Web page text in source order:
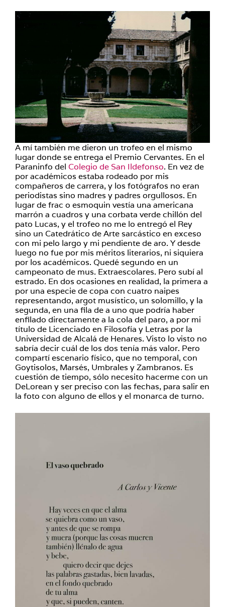
A mí también me dieron un trofeo en el mismo
lugar donde se entrega el Premio Cervantes. En el
Paraninfo del Colegio de San Ildefonso. En vez de
por académicos estaba rodeado por mis
compañeros de carrera, y los fotógrafos no eran
periodistas sino madres y padres orgullosos. En
lugar de frac o esmoquin vestía una americana
marrón a cuadros y una corbata verde chillón del
pato Lucas, y el trofeo no me lo entregó el Rey
sino un Catedrático de Arte sarcástico en exceso
con mi pelo largo y mi pendiente de aro. Y desde
luego no fue por mis méritos literarios, ni siquiera
por los académicos. Quedé segundo en un
campeonato de mus. Extraescolares. Pero subí al
estrado. En dos ocasiones en realidad, la primera a
por una especie de copa con cuatro naipes
representando, argot musístico, un solomillo, y la
segunda, en una fila de a uno que podría haber
enfilado directamente a la cola del paro, a por mi
título de Licenciado en Filosofía y Letras por la
Universidad de Alcalá de Henares. Visto lo visto no
sabría decir cuál de los dos tenía más valor. Pero
compartí escenario físico, que no temporal, con
Goytisolos, Marsés, Umbrales y Zambranos. Es
cuestión de tiempo, sólo necesito hacerme con un
DeLorean y ser preciso con las fechas, para salir en
la foto con alguno de ellos y el monarca de turno.